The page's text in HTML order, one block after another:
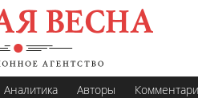
Аналитика Авторы